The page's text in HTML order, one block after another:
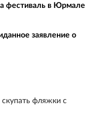
фестиваль в Юрмале
заявление о
фляжки с